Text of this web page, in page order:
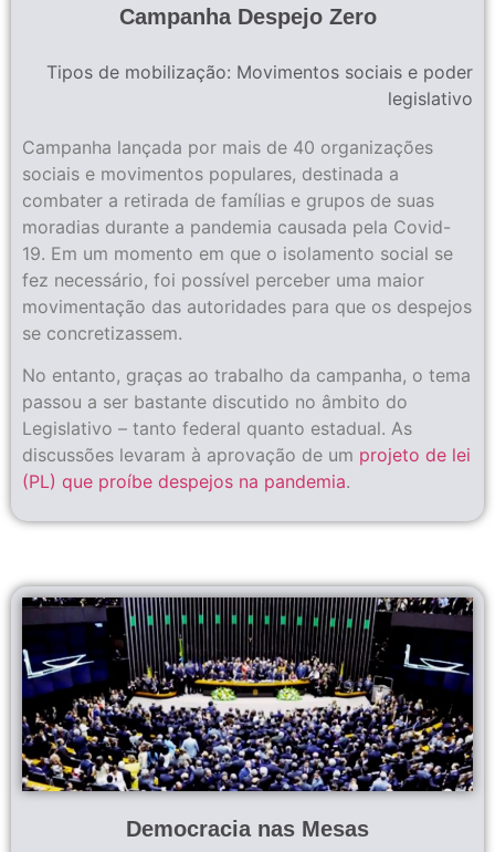
Campanha Despejo Zero
Tipos de mobilização: Movimentos sociais e poder
legislativo
Campanha lançada por mais de 40 organizações
sociais e movimentos populares, destinada a
combater a retirada de famílias e grupos de suas
moradias durante a pandemia causada pela Covid-
19. Em um momento em que o isolamento social se
fez necessário, foi possível perceber uma maior
movimentação das autoridades para que os despejos
se concretizassem.
No entanto, graças ao trabalho da campanha, o tema
passou a ser bastante discutido no âmbito do
Legislativo – tanto federal quanto estadual. As
discussões levaram à aprovação de um projeto de lei
(PL) que proíbe despejos na pandemia.
Democracia nas Mesas